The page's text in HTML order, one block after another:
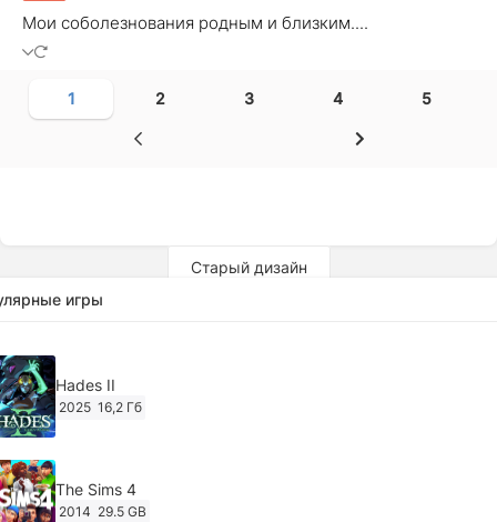
Мои соболезнования родным и близким....
1 2 3 4 5
Старый дизайн
игры
Hades II
2025 16,2 Гб
The Sims 4
2014 29.5 GB